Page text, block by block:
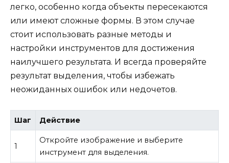
легко, особенно когда объекты пересекаются
или имеют сложные формы. В этом случае
стоит использовать разные методы и
настройки инструментов для достижения
наилучшего результата. И всегда проверяйте
результат выделения, чтобы избежать
неожиданных ошибок или недочетов.
Шаг Действие
1
Откройте изображение и выберите
инструмент для выделения.